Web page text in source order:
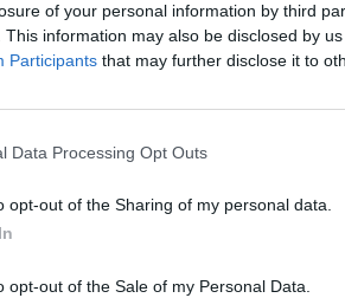
of your personal information by third
This information may also be disclosed by
Participants that may further disclose it to
Data Processing Opt Outs
opt-out of the Sharing of my personal data.
opt-out of the Sale of my Personal Data.
Varese cu o datorie medie care
euro.
în acest clasament deosebit
se plasează pe locul al șaselea și
sunt în schimb familiile